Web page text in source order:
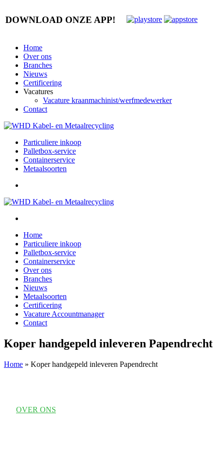
DOWNLOAD ONZE APP!
Home
Over ons
Branches
Nieuws
Certificering
Vacatures
Vacature kraanmachinist/werfmedewerker
Contact
Particuliere inkoop
Palletbox-service
Containerservice
Metaalsoorten
Home
Particuliere inkoop
Palletbox-service
Containerservice
Over ons
Branches
Nieuws
Metaalsoorten
Certificering
Vacature Accountmanager
Contact
Koper handgepeld inleveren Papendrecht
Home » Koper handgepeld inleveren Papendrecht
OVER ONS